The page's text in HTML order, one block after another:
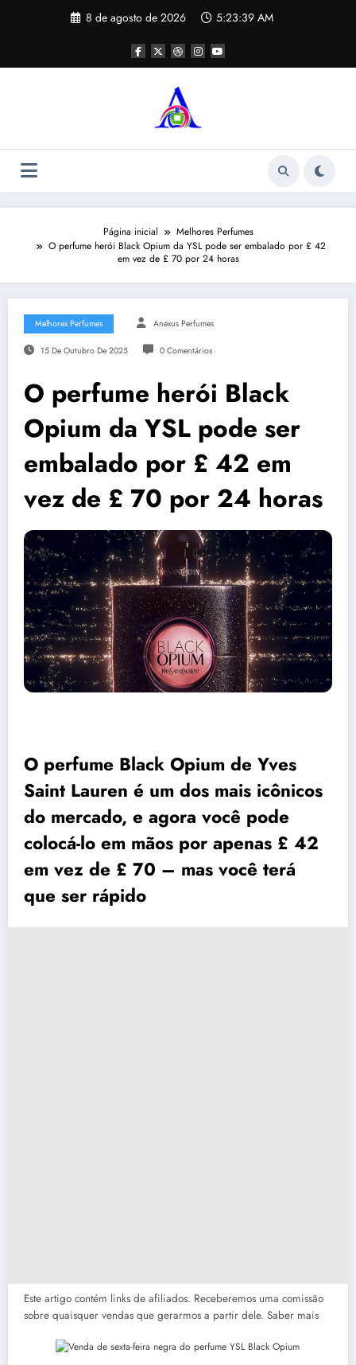
8 de agosto de 2026 5:23:40 AM
Página inicial
Melhores Perfumes
O perfume herói Black Opium da YSL pode ser embalado por £ 42
em vez de £ 70 por 24 horas
Melhores Perfumes Anexus Perfumes
15 De Outubro De 2025 0 Comentários
O perfume herói Black
Opium da YSL pode ser
embalado por £ 42 em
vez de £ 70 por 24 horas
O perfume Black Opium de Yves
Saint Lauren é um dos mais icônicos
do mercado, e agora você pode
colocá-lo em mãos por apenas £ 42
em vez de £ 70 – mas você terá
que ser rápido
Este artigo contém links de afiliados. Receberemos uma comissão
sobre quaisquer vendas que gerarmos a partir dele. Saber mais